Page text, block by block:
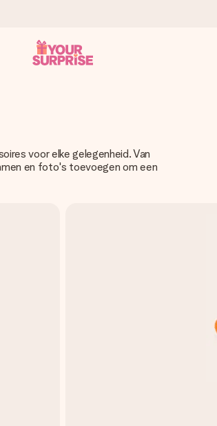
kunt geven op precies het juiste moment,
Reviews
die raakt. Zonder gedoe, maar met alle
voor elke gelegenheid. Van
en foto's toevoegen om een